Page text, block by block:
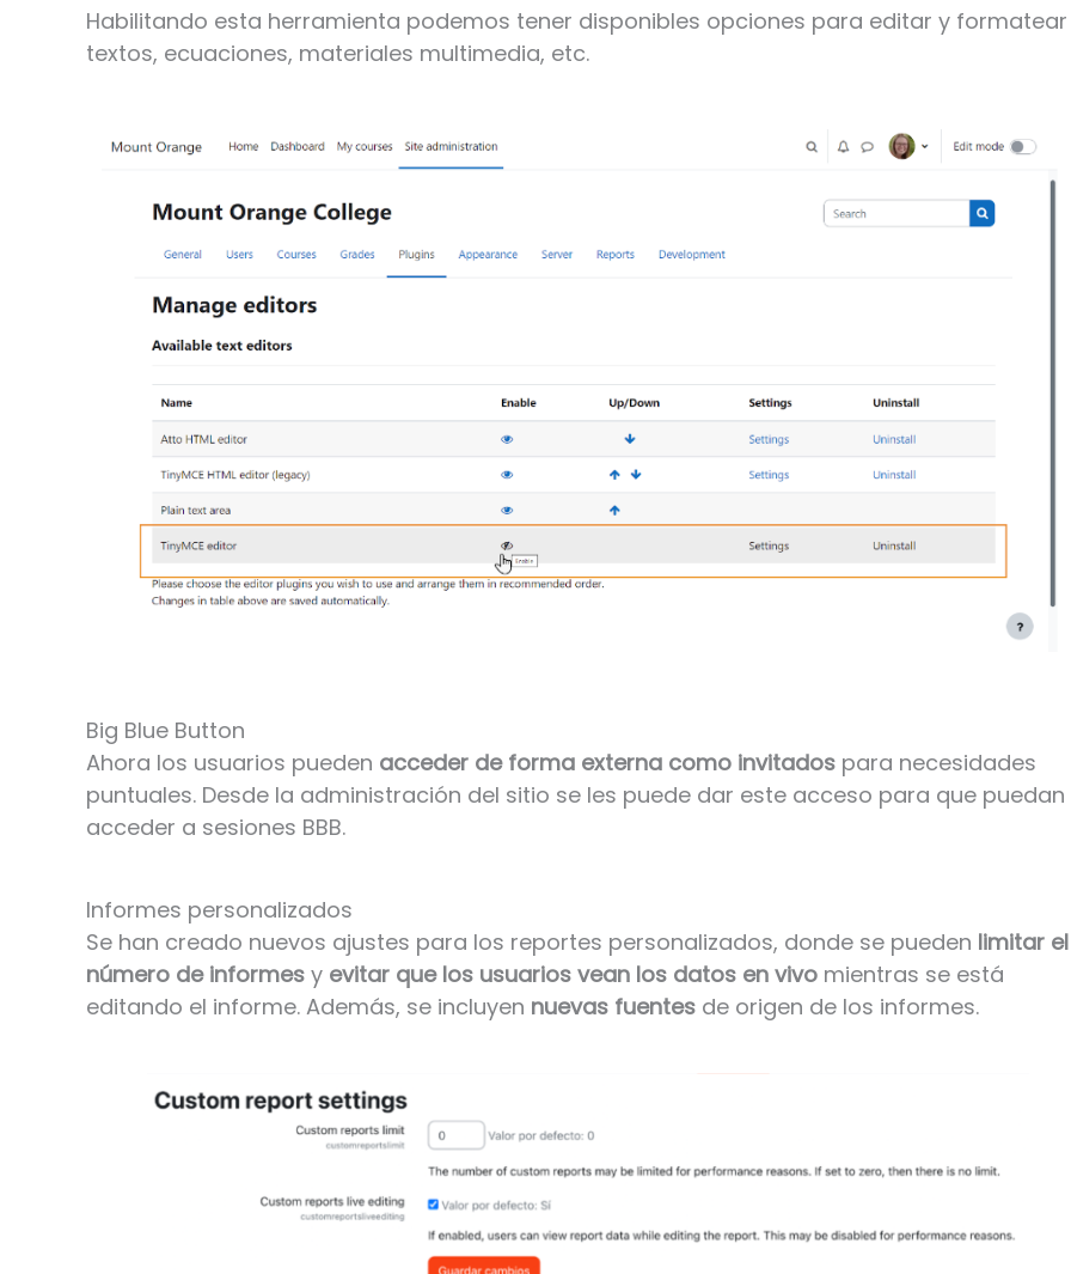
Habilitando esta herramienta podemos tener disponibles opciones para editar y formatear
textos, ecuaciones, materiales multimedia, etc.
Big Blue Button
Ahora los usuarios pueden acceder de forma externa como invitados para necesidades
puntuales. Desde la administración del sitio se les puede dar este acceso para que puedan
acceder a sesiones BBB.
Informes personalizados
Se han creado nuevos ajustes para los reportes personalizados, donde se pueden limitar el
número de informes y evitar que los usuarios vean los datos en vivo mientras se está
editando el informe. Además, se incluyen nuevas fuentes de origen de los informes.